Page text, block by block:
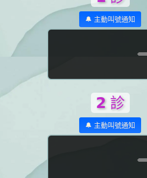
🔔 主動叫號通知
𝟮 診
🔔 主動叫號通知